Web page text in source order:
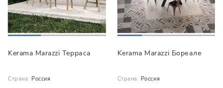
Kerama Marazzi Терраса
Страна: Россия
Kerama Marazzi Бореале
Страна: Россия